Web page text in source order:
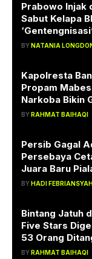
Prabowo Injak
Sabut Kelapa
BYNATANIA
Kapolresta
Propam
Narkoba Bikin
BYRAHMAT BAIHAQI
Persib Gagal
Persebaya
Juara Baru
BYHADI
Bintang Jatuh
Five Stars
53 Orang
BYRAHMAT BAIHAQI